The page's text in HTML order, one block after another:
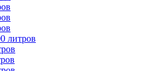
литров